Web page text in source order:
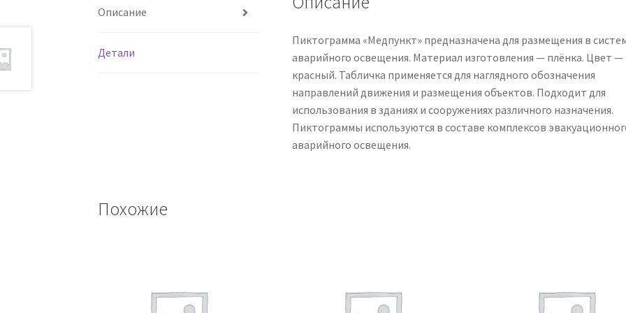
Описание
Детали
Пиктограмма «Медпункт» предназначена для размещения в
аварийного освещения. Материал изготовления — плёнка. Цвет —
красный. Табличка применяется для наглядного обозначения
направлений движения и размещения объектов. Подходит для
использования в зданиях и сооружениях различного назначения.
Пиктограммы используются в составе комплексов
аварийного освещения.
Похожие